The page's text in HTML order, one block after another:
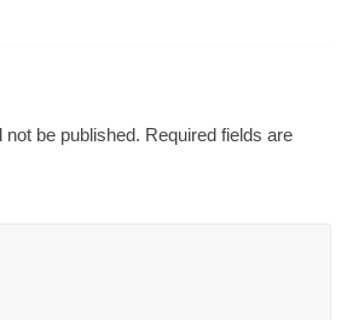
be published. Required fields are